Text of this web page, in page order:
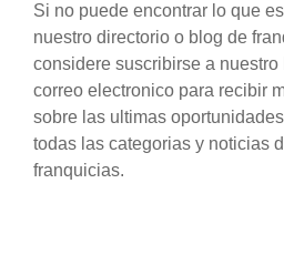
Si no puede encontrar lo que
nuestro directorio o blog de
considere suscribirse a
correo electronico para recibir
sobre las ultimas
todas las categorias y noticias
franquicias.